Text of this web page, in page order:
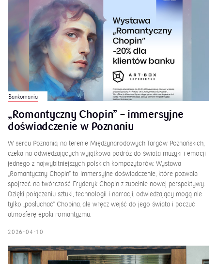
Bankomania
„Romantyczny Chopin” – immersyjne
doświadczenie w Poznaniu
W sercu Poznania, na terenie Międzynarodowych Targów Poznańskich,
czeka na odwiedzających wyjątkowa podróż do świata muzyki i emocji
jednego z najwybitniejszych polskich kompozytorów. Wystawa
„Romantyczny Chopin” to immersyjne doświadczenie, które pozwala
spojrzeć na twórczość Fryderyk Chopin z zupełnie nowej perspektywy.
Dzięki połączeniu sztuki, technologii i narracji, odwiedzający mogą nie
tylko „posłuchać” Chopina, ale wręcz wejść do jego świata i poczuć
atmosferę epoki romantyzmu.
2026-04-10